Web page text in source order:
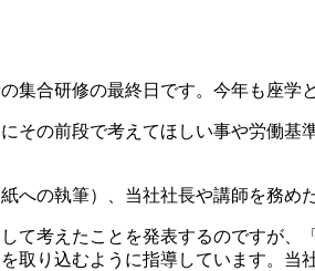
合研修の最終日です。今年も座学
の前段で考えてほしい事や労働
の執筆）、当社社長や講師を務め
て考えたことを発表するのですが、
取り込むように指導しています。